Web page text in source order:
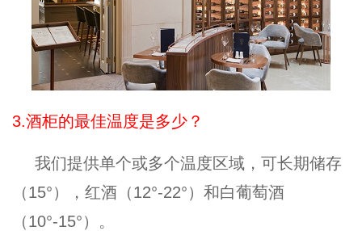
3.酒柜的最佳温度是多少？
我们提供单个或多个温度区域，可长期储存
（15°），红酒（12°-22°）和白葡萄酒
（10°-15°）。